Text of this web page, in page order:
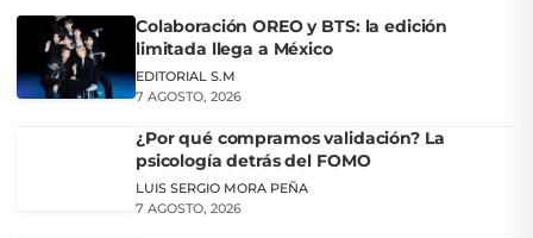
Colaboración OREO y BTS: la edición
limitada llega a México
EDITORIAL S.M
7 AGOSTO, 2026
¿Por qué compramos validación? La
psicología detrás del FOMO
LUIS SERGIO MORA PEÑA
7 AGOSTO, 2026